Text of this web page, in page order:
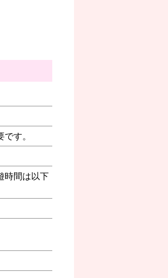
す。
時間は以下